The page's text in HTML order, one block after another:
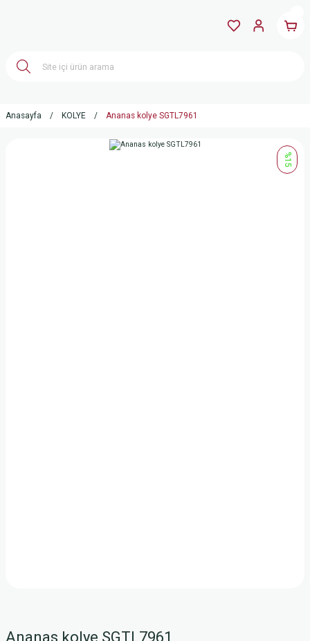
Anasayfa KOLYE Ananas kolye SGTL7961
%15
Ananas kolye SGTL7961